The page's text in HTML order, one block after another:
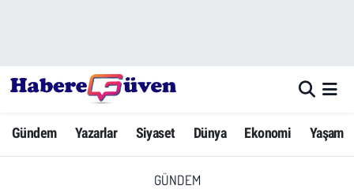
Gündem Yazarlar Siyaset Dünya Ekonomi Yaşam
GÜNDEM
Yazarlar
Dünya
Hava Durumu
Trafik Durumu
Süper Lig Puan Durumu ve Fikstür